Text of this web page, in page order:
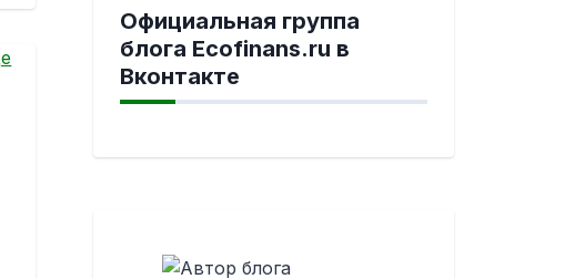
Официальная группа
блога Ecofinans.ru в
Вконтакте